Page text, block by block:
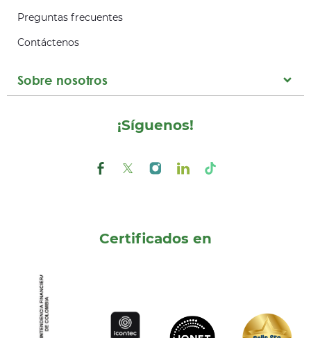
Preguntas frecuentes
Contáctenos
Sobre nosotros
¡Síguenos!
Certificados en